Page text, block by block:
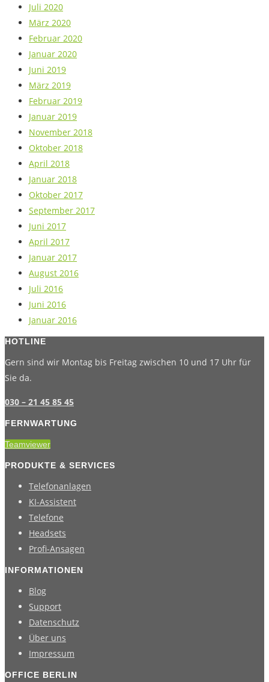
Juli 2020
März 2020
Februar 2020
Januar 2020
Juni 2019
März 2019
Februar 2019
Januar 2019
November 2018
Oktober 2018
April 2018
Januar 2018
Oktober 2017
September 2017
Juni 2017
April 2017
Januar 2017
August 2016
Juli 2016
Juni 2016
Januar 2016
HOTLINE
Gern sind wir Montag bis Freitag zwischen 10 und 17 Uhr für
Sie da.
030 – 21 45 85 45
FERNWARTUNG
Teamviewer
PRODUKTE & SERVICES
Telefonanlagen
KI-Assistent
Telefone
Headsets
Profi-Ansagen
INFORMATIONEN
Blog
Support
Datenschutz
Über uns
Impressum
OFFICE BERLIN